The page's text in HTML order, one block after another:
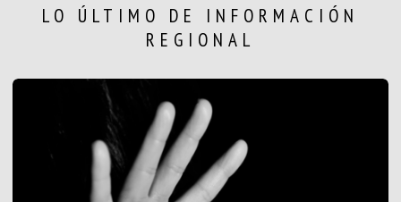
LO ÚLTIMO DE INFORMACIÓN
REGIONAL